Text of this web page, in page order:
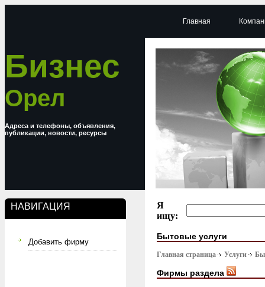
Бизнес
Орел
Адреса и телефоны, объявления,
публикации, новости, ресурсы
НАВИГАЦИЯ
Добавить фирму
Главная
Я
ищу:
Бытовые услуги
Главная страница Услуги
Фирмы раздела